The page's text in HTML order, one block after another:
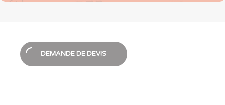
DEMANDE DE DEVIS